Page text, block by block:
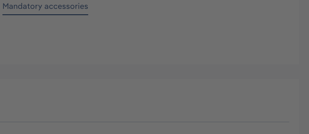
Mandatory accessories